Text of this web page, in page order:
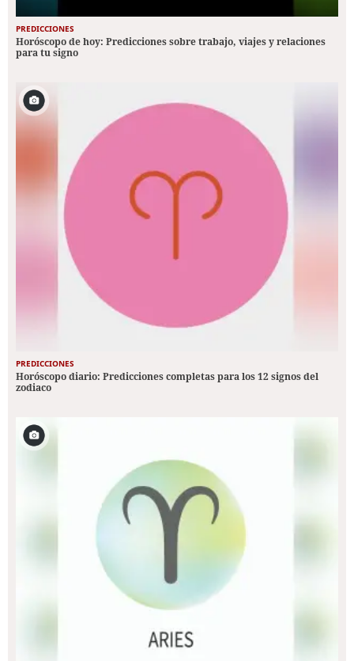
PREDICCIONES
Horóscopo de hoy: Predicciones sobre trabajo, viajes y relaciones
para tu signo
PREDICCIONES
Horóscopo diario: Predicciones completas para los 12 signos del
zodiaco